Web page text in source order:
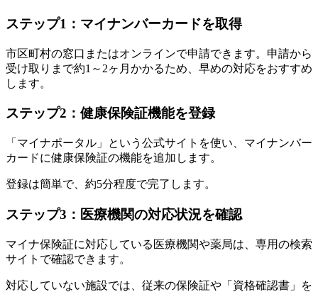
ステップ1：マイナンバーカードを取得
市区町村の窓口またはオンラインで申請できます。申請から
受け取りまで約1～2ヶ月かかるため、早めの対応をおすすめ
します。
ステップ2：健康保険証機能を登録
「マイナポータル」という公式サイトを使い、マイナンバー
カードに健康保険証の機能を追加します。
登録は簡単で、約5分程度で完了します。
ステップ3：医療機関の対応状況を確認
マイナ保険証に対応している医療機関や薬局は、専用の検索
サイトで確認できます。
対応していない施設では、従来の保険証や「資格確認書」を